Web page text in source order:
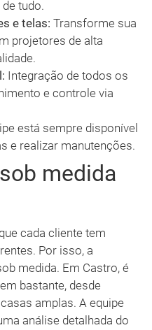
tudo.
e telas: Transforme sua
projetores de alta
Integração de todos os
e controle via
está sempre disponível
e realizar manutenções.
medida
cada cliente tem
Por isso, a
medida. Em Castro, é
bastante, desde
amplas. A equipe
análise detalhada do